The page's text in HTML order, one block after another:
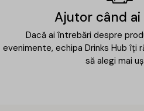
Ajutor când ai
Dacă ai întrebări despre
evenimente, echipa Drinks Hub îți
să alegi mai